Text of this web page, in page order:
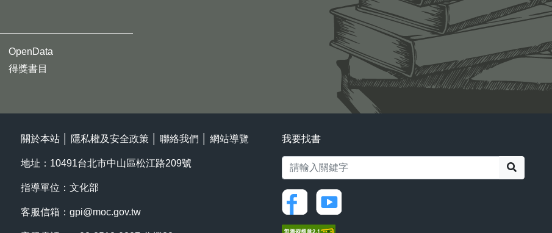
OpenData
得獎書目
關於本站 隱私權及安全政策 聯絡我們 網站導覽
地址：10491台北市中山區松江路209號
指導單位：文化部
客服信箱： gpi@moc.gov.tw
我要找書